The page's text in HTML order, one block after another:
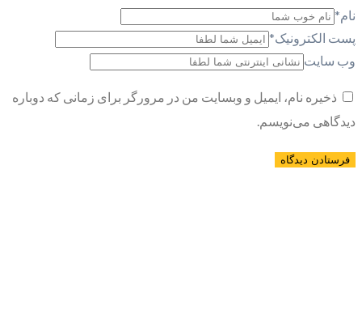
نام*
پست الکترونیک*
وب سایت
ذخیره نام، ایمیل و وبسایت من در مرورگر برای زمانی که دوباره
دیدگاهی می‌نویسم.